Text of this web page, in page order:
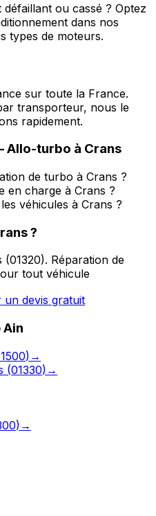
ou cassé ? Optez
dans nos
types de moteurs.
sur toute la France.
transporteur, nous le
rapidement.
Allo-turbo à Crans
de turbo à Crans ?
en charge à Crans ?
véhicules à Crans ?
?
(01320). Réparation de
tout véhicule
un devis gratuit
Ain
) →
(01330) →
) →